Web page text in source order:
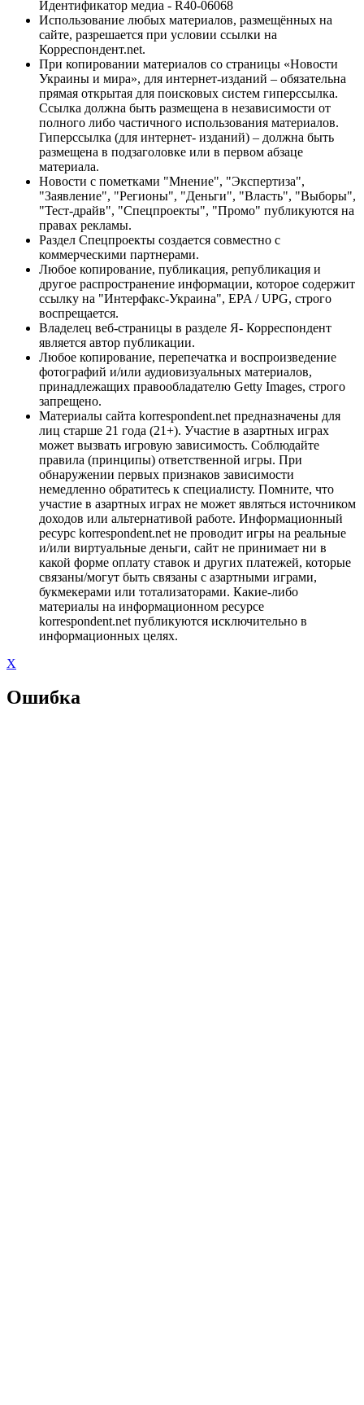
Идентификатор медиа - R40-06068
Использование любых материалов, размещённых на
сайте, разрешается при условии ссылки на
Корреспондент.net.
При копировании материалов со страницы «Новости
Украины и мира», для интернет-изданий – обязательна
прямая открытая для поисковых систем гиперссылка.
Ссылка должна быть размещена в независимости от
полного либо частичного использования материалов.
Гиперссылка (для интернет- изданий) – должна быть
размещена в подзаголовке или в первом абзаце
материала.
Новости с пометками "Мнение", "Экспертиза",
"Заявление", "Регионы", "Деньги", "Власть", "Выборы",
"Тест-драйв", "Спецпроекты", "Промо" публикуются на
правах рекламы.
Раздел Спецпроекты создается совместно с
коммерческими партнерами.
Любое копирование, публикация, републикация и
другое распространение информации, которое содержит
ссылку на "Интерфакс-Украина", EPA / UPG, строго
воспрещается.
Владелец веб-страницы в разделе Я- Корреспондент
является автор публикации.
Любое копирование, перепечатка и воспроизведение
фотографий и/или аудиовизуальных материалов,
принадлежащих правообладателю Getty Images, строго
запрещено.
Материалы сайта korrespondent.net предназначены для
лиц старше 21 года (21+). Участие в азартных играх
может вызвать игровую зависимость. Соблюдайте
правила (принципы) ответственной игры. При
обнаружении первых признаков зависимости
немедленно обратитесь к специалисту. Помните, что
участие в азартных играх не может являться источником
доходов или альтернативой работе. Информационный
ресурс korrespondent.net не проводит игры на реальные
и/или виртуальные деньги, сайт не принимает ни в
какой форме оплату ставок и других платежей, которые
связаны/могут быть связаны с азартными играми,
букмекерами или тотализаторами. Какие-либо
материалы на информационном ресурсе
korrespondent.net публикуются исключительно в
информационных целях.
X
Ошибка